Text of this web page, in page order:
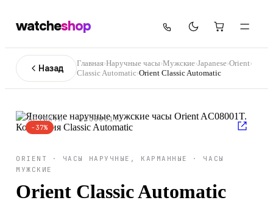
watcheshop
Назад Главная›Наручные часы›Мужские›Japanese›Orient›
Classic Automatic›Orient Classic Automatic
− 37%
АРТИКУЛ ·AC08001T
ORIENT · ЧАСЫ НАРУЧНЫЕ, КАРМАННЫЕ · ЧАСЫ
МУЖСКИЕ
Orient Classic Automatic